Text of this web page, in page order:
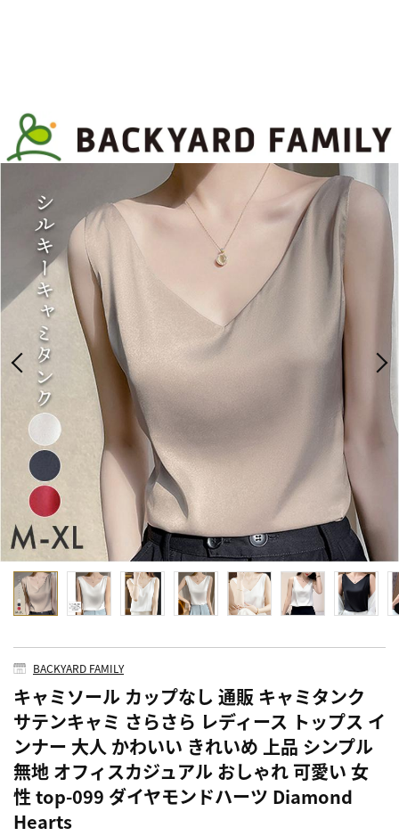
BACKYARD FAMILY
キャミソール カップなし 通販 キャミタンク
サテンキャミ さらさら レディース トップス イ
ンナー 大人 かわいい きれいめ 上品 シンプル
無地 オフィスカジュアル おしゃれ 可愛い 女
性 top-099 ダイヤモンドハーツ Diamond
Hearts